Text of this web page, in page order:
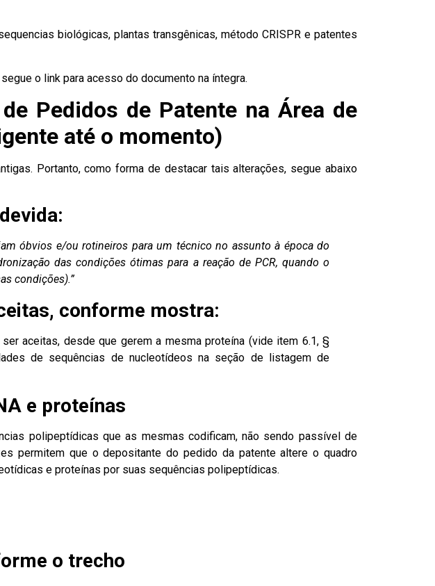
biológicas,plantas transgênicas,método CRISPR epatentes
o link para acesso do documento na íntegra.
Pedidos de Patente na Área de
até o momento)
Portanto, como forma de destacar tais alterações, segue abaixo
óbvios e/ou rotineiros para um técnico no assunto à época do
das condições ótimas para a reação de PCR, quando o
condições).”
conforme mostra:
aceitas, desde que gerem a mesma proteína (vide item 6.1, §
de sequências de nucleotídeos na seção de listagem de
e proteínas
polipeptídicas que as mesmas codificam, não sendo passível de
permitem que o depositante do pedido da patente altere o quadro
e proteínas por suas sequências polipeptídicas.
o trecho